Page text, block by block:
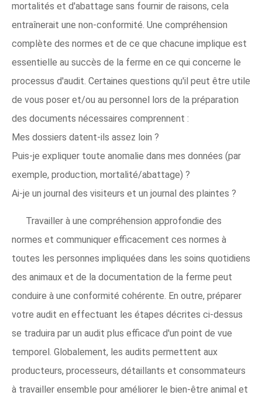
mortalités et d'abattage sans fournir de raisons, cela
entraînerait une non-conformité. Une compréhension
complète des normes et de ce que chacune implique est
essentielle au succès de la ferme en ce qui concerne le
processus d'audit. Certaines questions qu'il peut être utile
de vous poser et/ou au personnel lors de la préparation
des documents nécessaires comprennent :
Mes dossiers datent-ils assez loin ?
Puis-je expliquer toute anomalie dans mes données (par
exemple, production, mortalité/abattage) ?
Ai-je un journal des visiteurs et un journal des plaintes ?
Travailler à une compréhension approfondie des
normes et communiquer efficacement ces normes à
toutes les personnes impliquées dans les soins quotidiens
des animaux et de la documentation de la ferme peut
conduire à une conformité cohérente. En outre, préparer
votre audit en effectuant les étapes décrites ci-dessus
se traduira par un audit plus efficace d'un point de vue
temporel. Globalement, les audits permettent aux
producteurs, processeurs, détaillants et consommateurs
à travailler ensemble pour améliorer le bien-être animal et